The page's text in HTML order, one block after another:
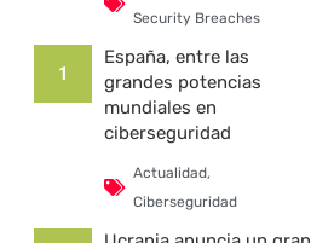
Security Breaches
1
España, entre las
grandes potencias
mundiales en
ciberseguridad
Actualidad,
Ciberseguridad